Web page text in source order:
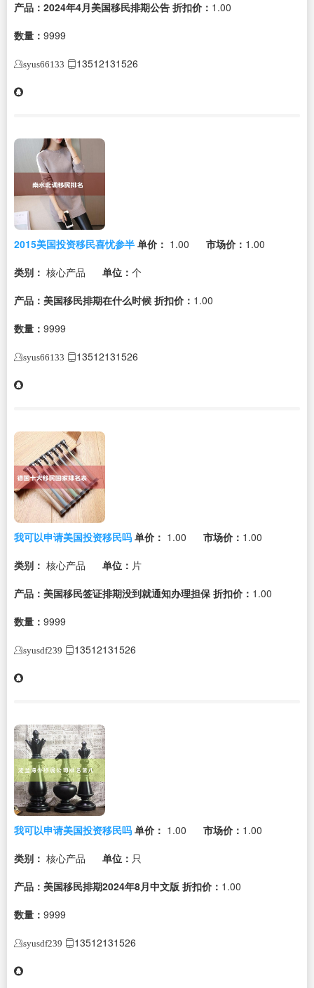
产品：2024年4月美国移民排期公告 折扣价： 1.00
数量： 9999
syus66133 13512131526
2015美国投资移民喜忧参半 单价： 1.00 市场价： 1.00
类别： 核心产品 单位： 个
产品：美国移民排期在什么时候 折扣价： 1.00
数量： 9999
syus66133 13512131526
我可以申请美国投资移民吗 单价： 1.00 市场价： 1.00
类别： 核心产品 单位： 片
产品：美国移民签证排期没到就通知办理担保 折扣价： 1.00
数量： 9999
syusdf239 13512131526
我可以申请美国投资移民吗 单价： 1.00 市场价： 1.00
类别： 核心产品 单位： 只
产品：美国移民排期2024年8月中文版 折扣价： 1.00
数量： 9999
syusdf239 13512131526